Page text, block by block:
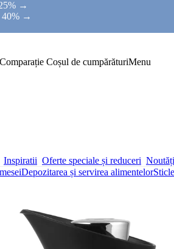
→
40% →
Comparație Coșul de cumpărăturiMenu
Inspiratii Oferte speciale și reduceri Noutăți
Depozitarea și servirea alimentelor